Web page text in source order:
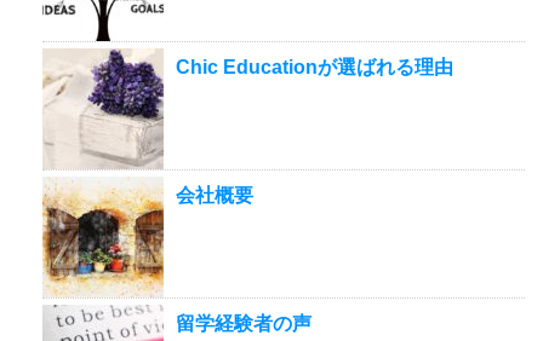
Chic Educationが選ばれる理由
会社概要
留学経験者の声